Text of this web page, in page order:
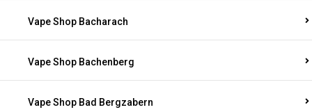
Vape Shop Bacharach
Vape Shop Bachenberg
Vape Shop Bad Bergzabern